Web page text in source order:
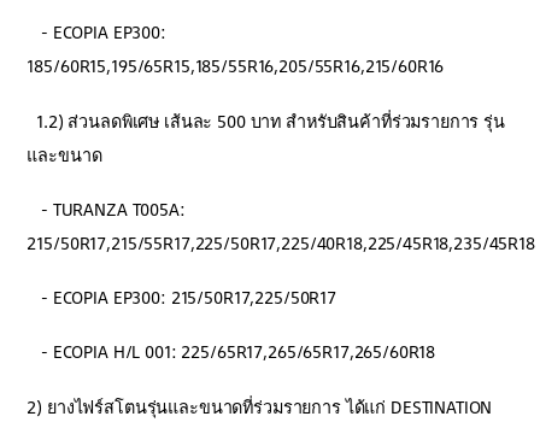
- ECOPIA EP300:
185/60R15,195/65R15,185/55R16,205/55R16,215/60R16
1.2) ส่วนลดพิเศษ เส้นละ 500 บาท สำหรับสินค้าที่ร่วมรายการ รุ่น
และขนาด
- TURANZA T005A:
215/50R17,215/55R17,225/50R17,225/40R18,225/45R18,235/45R18
- ECOPIA EP300: 215/50R17,225/50R17
- ECOPIA H/L 001: 225/65R17,265/65R17,265/60R18
2) ยางไฟร์สโตนรุ่นและขนาดที่ร่วมรายการ ได้แก่ DESTINATION